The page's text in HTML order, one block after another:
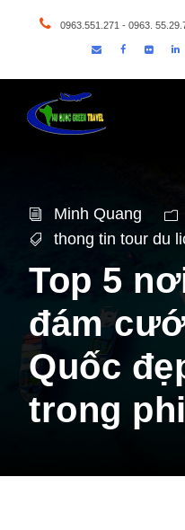
0963.551.271 - 0963.
Minh Quang
thong tin tour du
Top 5
đám
Quốc
trong